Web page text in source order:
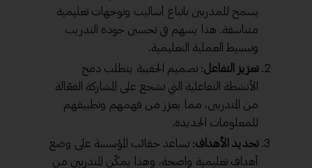
يسمح للمدربين باتباع أساليب وتوجهات تعليمية
متناسقة. هذا يسهم في تحسين جودة التدريب
وتبسيط العملية التعليمية.
تعزيز التفاعل: تصميم الحقيبة يتطلب دمج
الأنشطة التفاعلية التي تشجع على المشاركة الفعّالة
من المتدربين، مما يعزز من فهمهم وتطبيقهم
للمعلومات الجديدة.
تحديد الأهداف: تساعد حقائب المؤسسة على وضع
أهداف تعليمية واضحة، وهذا يمكّن المتدربين من